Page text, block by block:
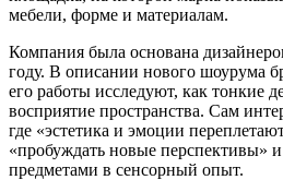
мебели, форме и материалам.
Компания была основана
году. В описании нового шоурума
его работы исследуют, как тонкие
восприятие пространства. Сам
где «эстетика и эмоции
«пробуждать новые перспективы»
предметами в сенсорный опыт.